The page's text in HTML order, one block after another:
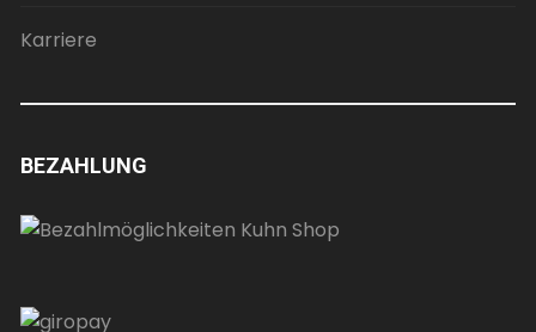
Karriere
BEZAHLUNG